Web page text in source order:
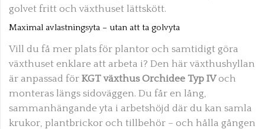
golvet fritt och växthuset lättskött.
Maximal avlastningsyta – utan att ta golvyta
Vill du få mer plats för plantor och samtidigt göra
växthuset enklare att arbeta i? Den här växthushyllan
är anpassad för KGT växthus Orchidee Typ IVoch
monteras längs sidoväggen. Du får en lång,
sammanhängande yta i arbetshöjd där du kan samla
krukor, plantbrickor och tillbehör – och hålla gången